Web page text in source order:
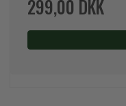
299,00 DKK